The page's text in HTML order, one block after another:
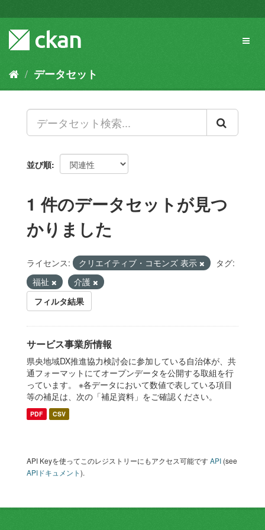
キ
容
データセット
並び順
1 件のデータセットが見つ
かりました
ライセンス: クリエイティブ・コモンズ 表示
タグ:
福祉
介護
フィルタ結果
サービス事業所情報
県央地域DX推進協力検討会に参加している自治体が、共
通フォーマットにてオープンデータを公開する取組を行
っています。 ※各データにおいて数値で表している項目
等の補足は、次の「補足資料」をご確認ください。
PDF CSV
API Keyを使ってこのレジストリーにもアクセス可能ですAPI (see
APIドキュメント).